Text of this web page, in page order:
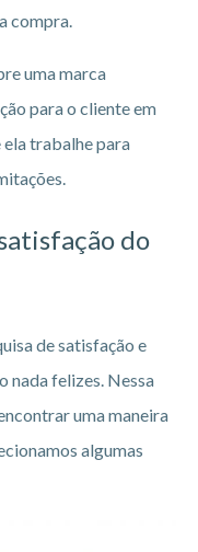
compra.
uma marca
para o cliente em
ela trabalhe para
do
de satisfação e
nada felizes. Nessa
uma maneira
algumas